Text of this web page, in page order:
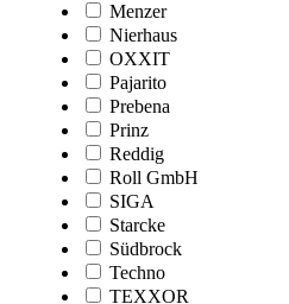
Menzer
Nierhaus
OXXIT
Pajarito
Prebena
Prinz
Reddig
Roll GmbH
SIGA
Starcke
Südbrock
Techno
TEXXOR